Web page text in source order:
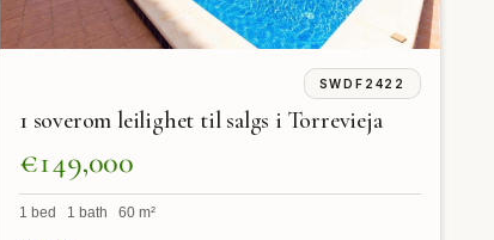
SWDF2422
1 soverom leilighet til salgs i Torrevieja
€149,000
1 bed 1 bath 60 m²